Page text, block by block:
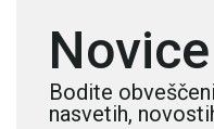
Novice
Bodite
nasvetih,